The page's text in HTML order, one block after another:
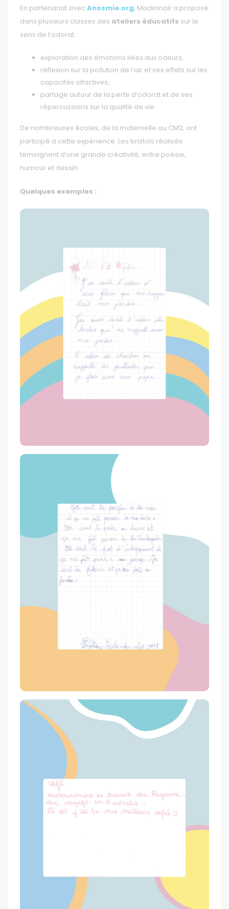
En partenariat avec Anosmie.org, Madininair a proposé
dans plusieurs classes des ateliers éducatifs sur le
sens de l’odorat :
exploration des émotions liées aux odeurs,
réflexion sur la pollution de l’air et ses effets sur les
capacités olfactives,
partage autour de la perte d’odorat et de ses
répercussions sur la qualité de vie.
De nombreuses écoles, de la maternelle au CM2, ont
participé à cette expérience. Les bristols réalisés
témoignent d’une grande créativité, entre poésie,
humour et dessin.
Quelques exemples :